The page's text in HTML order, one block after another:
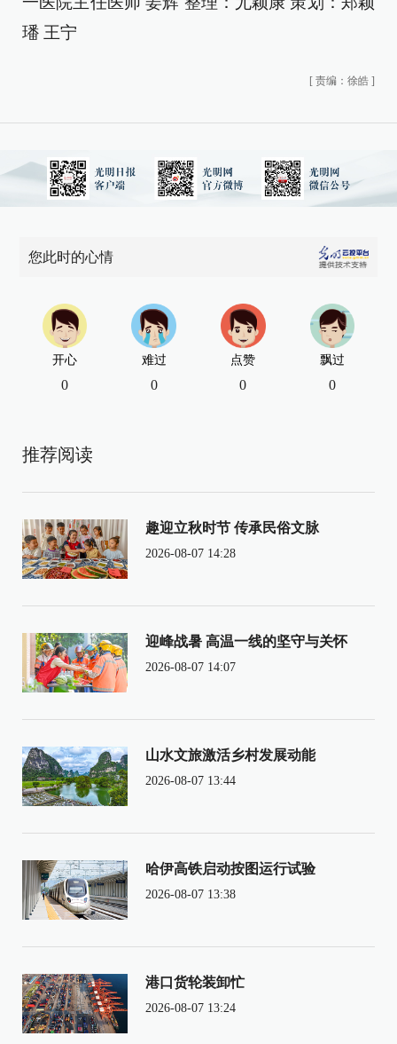
璠 王宁
[ 责编：徐皓 ]
您此时的心情
开心
0
难过
0
点赞
0
飘过
0
推荐阅读
趣迎立秋时节 传承民俗文脉
2026-08-07 14:28
迎峰战暑 高温一线的坚守与关怀
2026-08-07 14:07
山水文旅激活乡村发展动能
2026-08-07 13:44
哈伊高铁启动按图运行试验
2026-08-07 13:38
港口货轮装卸忙
2026-08-07 13:24